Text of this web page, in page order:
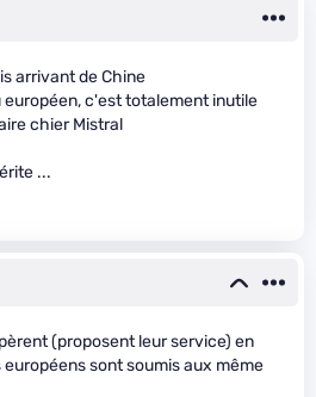
arrivant de Chine
c'est totalement inutile
chier Mistral
...
(proposent leur service) en
sont soumis aux même